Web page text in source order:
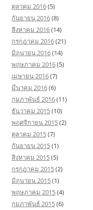
ตุลาคม 2016(5)
กันยายน 2016(8)
สิงหาคม 2016(14)
กรกฎาคม 2016(21)
มิถุนายน 2016(14)
พฤษภาคม 2016(5)
เมษายน 2016(7)
มีนาคม 2016(6)
กุมภาพันธ์ 2016(11)
ธันวาคม 2015(10)
พฤศจิกายน 2015(2)
ตุลาคม 2015(7)
กันยายน 2015(1)
สิงหาคม 2015(5)
กรกฎาคม 2015(2)
มิถุนายน 2015(1)
พฤษภาคม 2015(4)
กุมภาพันธ์ 2015(6)